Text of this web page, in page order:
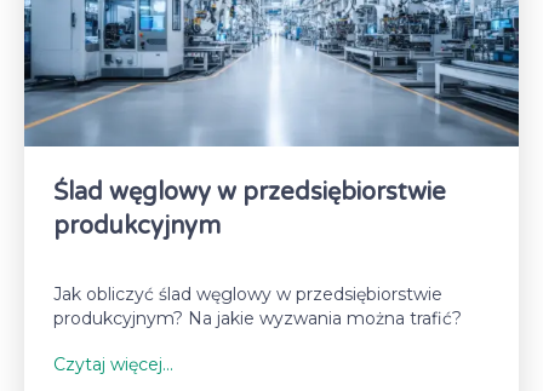
Ślad węglowy w przedsiębiorstwie
produkcyjnym
Jak obliczyć ślad węglowy w przedsiębiorstwie
produkcyjnym? Na jakie wyzwania można trafić?
Czytaj więcej...